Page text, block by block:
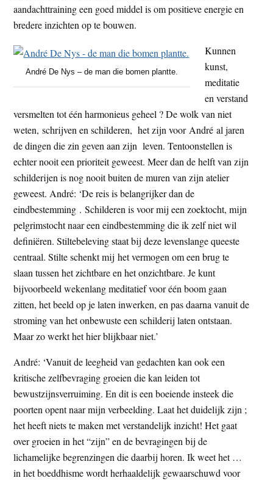
aandachttraining een goed middel is om positieve energie en
bredere inzichten op te bouwen.
André De Nys – de man die bomen plantte.
Kunnen
kunst,
meditatie
en verstand
versmelten tot één harmonieus geheel ? De wolk van niet
weten, schrijven en schilderen, het zijn voor André al jaren
de dingen die zin geven aan zijn leven. Tentoonstellen is
echter nooit een prioriteit geweest. Meer dan de helft van zijn
schilderijen is nog nooit buiten de muren van zijn atelier
geweest. André: ‘De reis is belangrijker dan de
eindbestemming . Schilderen is voor mij een zoektocht, mijn
pelgrimstocht naar een eindbestemming die ik zelf niet wil
definiëren. Stiltebeleving staat bij deze levenslange queeste
centraal. Stilte schenkt mij het vermogen om een brug te
slaan tussen het zichtbare en het onzichtbare. Je kunt
bijvoorbeeld wekenlang meditatief voor één boom gaan
zitten, het beeld op je laten inwerken, en pas daarna vanuit de
stroming van het onbewuste een schilderij laten ontstaan.
Maar zo werkt het hier blijkbaar niet.’
André: ‘Vanuit de leegheid van gedachten kan ook een
kritische zelfbevraging groeien die kan leiden tot
bewustzijnsverruiming. En dit is een boeiende insteek die
poorten opent naar mijn verbeelding. Laat het duidelijk zijn ;
het heeft niets te maken met verstandelijk inzicht! Het gaat
over groeien in het “zijn” en de bevragingen bij de
lichamelijke begrenzingen die daarbij horen. Ik weet het …
in het boeddhisme wordt herhaaldelijk gewaarschuwd voor